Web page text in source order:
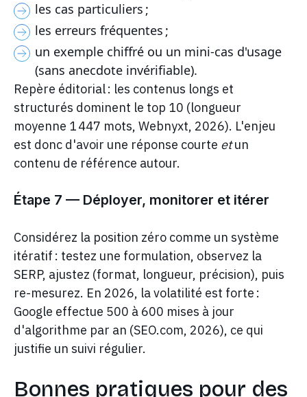
les cas particuliers ;
les erreurs fréquentes ;
un exemple chiffré ou un mini-cas d'usage
(sans anecdote invérifiable).
Repère éditorial : les contenus longs et
structurés dominent le top 10 (longueur
moyenne 1 447 mots, Webnyxt, 2026). L'enjeu
est donc d'avoir une réponse courte etun
contenu de référence autour.
Étape 7 — Déployer, monitorer et itérer
Considérez la position zéro comme un système
itératif : testez une formulation, observez la
SERP, ajustez (format, longueur, précision), puis
re-mesurez. En 2026, la volatilité est forte :
Google effectue 500 à 600 mises à jour
d'algorithme par an (SEO.com, 2026), ce qui
justifie un suivi régulier.
Bonnes pratiques pour des